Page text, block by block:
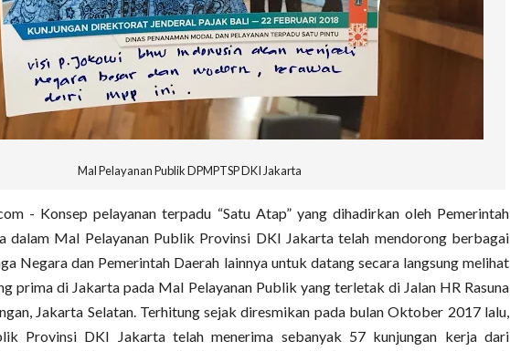
Mal Pelayanan Publik DPMPTSP DKI Jakarta
- Konsep pelayanan terpadu “Satu Atap” yang dihadirkan oleh Pemerintah
dalam Mal Pelayanan Publik Provinsi DKI Jakarta telah mendorong berbagai
Negara dan Pemerintah Daerah lainnya untuk datang secara langsung melihat
prima di Jakarta pada Mal Pelayanan Publik yang terletak di Jalan HR Rasuna
Jakarta Selatan. Terhitung sejak diresmikan pada bulan Oktober 2017 lalu,
Provinsi DKI Jakarta telah menerima sebanyak 57 kunjungan kerja dari